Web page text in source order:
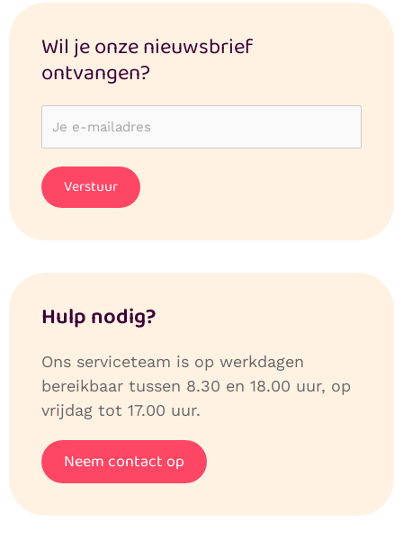
Wil je onze nieuwsbrief
ontvangen?
Hulp nodig?
Ons serviceteam is op werkdagen
bereikbaar tussen 8.30 en 18.00 uur, op
vrijdag tot 17.00 uur.
Neem contact op